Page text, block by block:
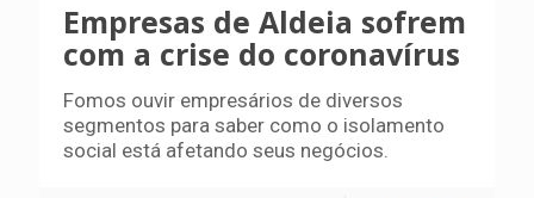
Empresas de Aldeia sofrem
com a crise do coronavírus
Fomos ouvir empresários de diversos
segmentos para saber como o isolamento
social está afetando seus negócios.